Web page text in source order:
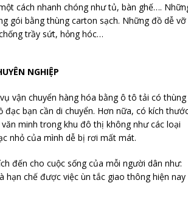
cách nhanh chóng như tủ, bàn ghế….
gói bằng thùng carton sạch. Những đồ dễ vỡ
trầy sứt, hỏng hóc…
NGHIỆP
vận chuyển hàng hóa bằng ô tô tải có thùng
bạn cần di chuyển. Hơn nữa, có kích
minh trong khu đô thị không như các loại
nhỏ của mình dễ bị rơi mất mát.
đến cho cuộc sống của mỗi người dân như:
hạn chế được việc ùn tắc giao thông hiện nay